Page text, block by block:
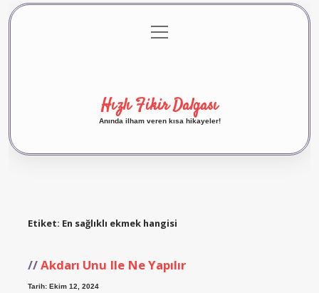
Gizlilik Politikası
menüyü
aç
Hızlı Fikir Dalgası
Anında ilham veren kısa hikayeler!
Etiket: En sağlıklı ekmek hangisi
Akdarı Unu Ile Ne Yapılır
Tarih: Ekim 12, 2024